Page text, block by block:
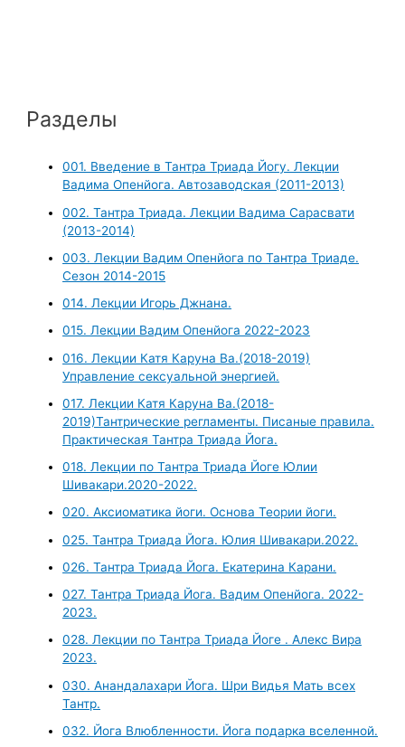
Разделы
001. Введение в Тантра Триада Йогу. Лекции
Вадима Опенйога. Автозаводская (2011-2013)
002. Тантра Триада. Лекции Вадима Сарасвати
(2013-2014)
003. Лекции Вадим Опенйога по Тантра Триаде.
Сезон 2014-2015
014. Лекции Игорь Джнана.
015. Лекции Вадим Опенйога 2022-2023
016. Лекции Катя Каруна Ва.(2018-2019)
Управление сексуальной энергией.
017. Лекции Катя Каруна Ва.(2018-
2019)Тантрические регламенты. Писаные правила.
Практическая Тантра Триада Йога.
018. Лекции по Тантра Триада Йоге Юлии
Шивакари.2020-2022.
020. Аксиоматика йоги. Основа Теории йоги.
025. Тантра Триада Йога. Юлия Шивакари.2022.
026. Тантра Триада Йога. Екатерина Карани.
027. Тантра Триада Йога. Вадим Опенйога. 2022-
2023.
028. Лекции по Тантра Триада Йоге . Алекс Вира
2023.
030. Анандалахари Йога. Шри Видья Мать всех
Тантр.
032. Йога Влюбленности. Йога подарка вселенной.